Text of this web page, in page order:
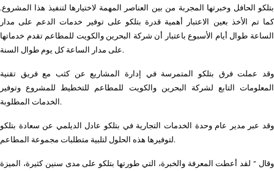
بتلكو الحافل وخبرتها المجربة من بين العناصر المهمة لاختيارها لتنفيذ هذا المشروع.
كما تم الأخذ بعين الاعتبار أهمية قدرة بتلكو على توفير خدمات الدعم على مدار
الساعة طوال أيام الأسبوع باعتبار أن شركة البحرين والكويت للمطاعم تقدم خدماتها
على مدار الساعة كل يوم طوال السنة.
وقد عملت فرق بتلكو المتمرسة في إدارة المشاريع عن كثب مع فريق تقنية
المعلومات التابع لشركة البحرين والكويت للمطاعم للتخطيط للمشروع وتوفير
الخدمات المطلوبة.
وقد عبر مدير عام وحدة الخدمات التجارية في بتلكو عادل الديلمي عن سعادة بتلكو
لتوفيرها هذه الحلول لتلبية متطلبات مجموعة المطاعم.
وقال ” لقد أعطت المعرفة والخبرة، التي طورتها بتلكو على مدى سنين كثيرة، الميزة